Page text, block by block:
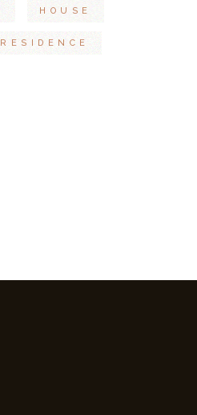
HOUSE
RESIDENCE